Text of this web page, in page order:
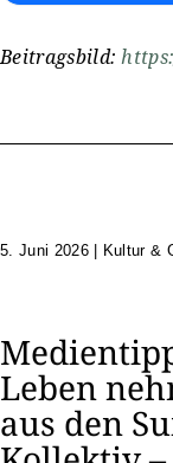
Beitragsbild:
5. Juni 2026| Kultur &
Leben
aus den